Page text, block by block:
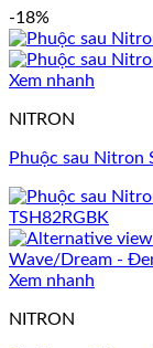
-18%
Xem nhanh
NITRON
Phuộc sau Nitron
Xem nhanh
NITRON